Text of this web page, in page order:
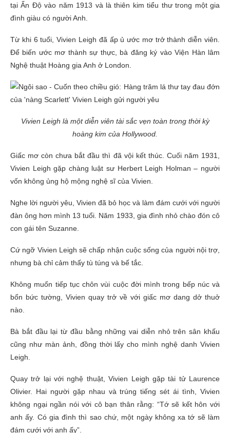
tại Ấn Độ vào năm 1913 và là thiên kim tiểu thư trong một gia
đình giàu có người Anh.
Từ khi 6 tuổi, Vivien Leigh đã ấp ủ ước mơ trở thành diễn viên.
Để biến ước mơ thành sự thực, bà đăng ký vào Viện Hàn lâm
Nghệ thuật Hoàng gia Anh ở London.
Vivien Leigh là một diễn viên tài sắc vẹn toàn trong thời kỳ
hoàng kim của Hollywood.
Giấc mơ còn chưa bắt đầu thì đã vội kết thúc. Cuối năm 1931,
Vivien Leigh gặp chàng luật sư Herbert Leigh Holman – người
vốn không ủng hộ mộng nghệ sĩ của Vivien.
Nghe lời người yêu, Vivien đã bỏ học và làm đám cưới với người
đàn ông hơn mình 13 tuổi. Năm 1933, gia đình nhỏ chào đón cô
con gái tên Suzanne.
Cứ ngỡ Vivien Leigh sẽ chấp nhận cuộc sống của người nội trợ,
nhưng bà chỉ cảm thấy tù túng và bế tắc.
Không muốn tiếp tục chôn vùi cuộc đời mình trong bếp núc và
bốn bức tường, Vivien quay trở về với giấc mơ dang dở thuở
nào.
Bà bắt đầu lại từ đầu bằng những vai diễn nhỏ trên sân khấu
cũng như màn ảnh, đồng thời lấy cho mình nghệ danh Vivien
Leigh.
Quay trở lại với nghệ thuật, Vivien Leigh gặp tài tử Laurence
Olivier. Hai người gặp nhau và trúng tiếng sét ái tình, Vivien
không ngại ngần nói với cô bạn thân rằng: “Tớ sẽ kết hôn với
anh ấy. Có gia đình thì sao chứ, một ngày không xa tớ sẽ làm
đám cưới với anh ấy”.